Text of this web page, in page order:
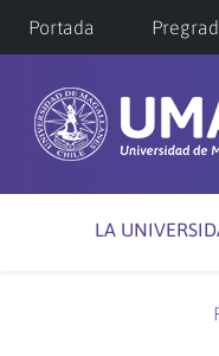
Portada
LA